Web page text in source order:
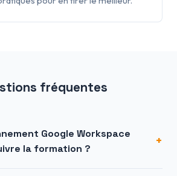
fréquentes
Google Workspace
la formation ?